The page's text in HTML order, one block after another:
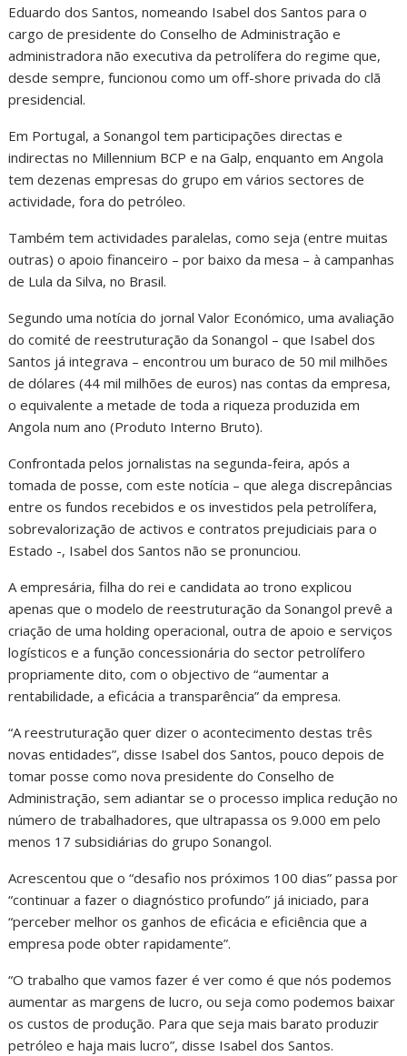
Eduardo dos Santos, nomeando Isabel dos Santos para o
cargo de presidente do Conselho de Administração e
administradora não executiva da petrolífera do regime que,
desde sempre, funcionou como um off-shore privada do clã
presidencial.
Em Portugal, a Sonangol tem participações directas e
indirectas no Millennium BCP e na Galp, enquanto em Angola
tem dezenas empresas do grupo em vários sectores de
actividade, fora do petróleo.
Também tem actividades paralelas, como seja (entre muitas
outras) o apoio financeiro – por baixo da mesa – à campanhas
de Lula da Silva, no Brasil.
Segundo uma notícia do jornal Valor Económico, uma avaliação
do comité de reestruturação da Sonangol – que Isabel dos
Santos já integrava – encontrou um buraco de 50 mil milhões
de dólares (44 mil milhões de euros) nas contas da empresa,
o equivalente a metade de toda a riqueza produzida em
Angola num ano (Produto Interno Bruto).
Confrontada pelos jornalistas na segunda-feira, após a
tomada de posse, com este notícia – que alega discrepâncias
entre os fundos recebidos e os investidos pela petrolífera,
sobrevalorização de activos e contratos prejudiciais para o
Estado -, Isabel dos Santos não se pronunciou.
A empresária, filha do rei e candidata ao trono explicou
apenas que o modelo de reestruturação da Sonangol prevê a
criação de uma holding operacional, outra de apoio e serviços
logísticos e a função concessionária do sector petrolífero
propriamente dito, com o objectivo de “aumentar a
rentabilidade, a eficácia a transparência” da empresa.
“A reestruturação quer dizer o acontecimento destas três
novas entidades”, disse Isabel dos Santos, pouco depois de
tomar posse como nova presidente do Conselho de
Administração, sem adiantar se o processo implica redução no
número de trabalhadores, que ultrapassa os 9.000 em pelo
menos 17 subsidiárias do grupo Sonangol.
Acrescentou que o “desafio nos próximos 100 dias” passa por
“continuar a fazer o diagnóstico profundo” já iniciado, para
“perceber melhor os ganhos de eficácia e eficiência que a
empresa pode obter rapidamente”.
“O trabalho que vamos fazer é ver como é que nós podemos
aumentar as margens de lucro, ou seja como podemos baixar
os custos de produção. Para que seja mais barato produzir
petróleo e haja mais lucro”, disse Isabel dos Santos.